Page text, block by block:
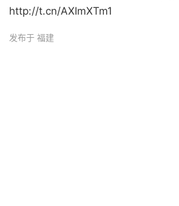
http://t.cn/AXImXTm1 ​
发布于 福建